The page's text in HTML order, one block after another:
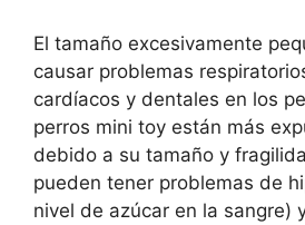
El tamaño excesivamente
causar problemas
cardíacos y dentales en los
perros mini toy están más
debido a su tamaño y
pueden tener problemas de
nivel de azúcar en la sangre)